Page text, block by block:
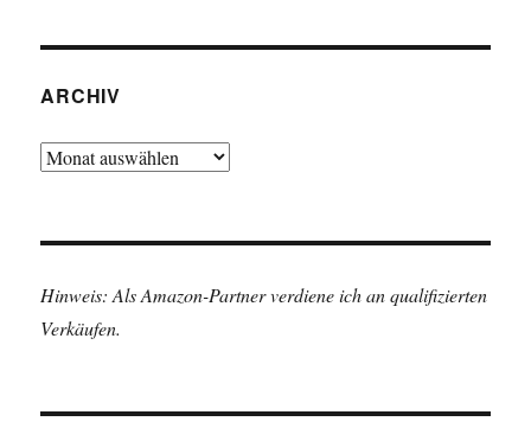
ARCHIV
Archiv
Hinweis: Als Amazon-Partner verdiene ich an qualifizierten
Verkäufen.